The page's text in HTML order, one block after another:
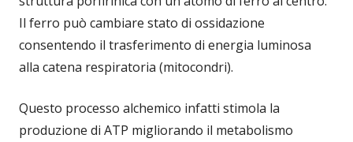
Il ferro può cambiare stato di ossidazione
consentendo il trasferimento di energia luminosa
alla catena respiratoria (mitocondri).
Questo processo alchemico infatti stimola la
produzione di ATP migliorando il metabolismo